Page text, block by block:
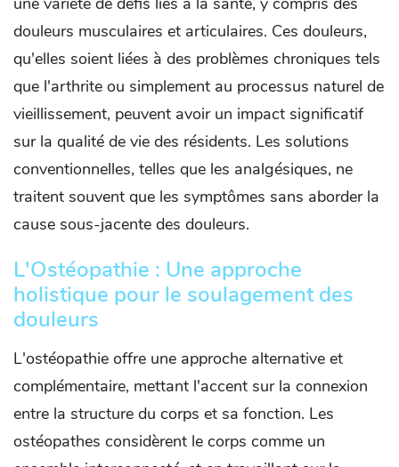
douleurs musculaires et articulaires. Ces douleurs,
qu'elles soient liées à des problèmes chroniques tels
que l'arthrite ou simplement au processus naturel de
vieillissement, peuvent avoir un impact significatif
sur la qualité de vie des résidents. Les solutions
conventionnelles, telles que les analgésiques, ne
traitent souvent que les symptômes sans aborder la
cause sous-jacente des douleurs.
L'Ostéopathie : Une approche
holistique pour le soulagement des
douleurs
L'ostéopathie offre une approche alternative et
complémentaire, mettant l'accent sur la connexion
entre la structure du corps et sa fonction. Les
ostéopathes considèrent le corps comme un